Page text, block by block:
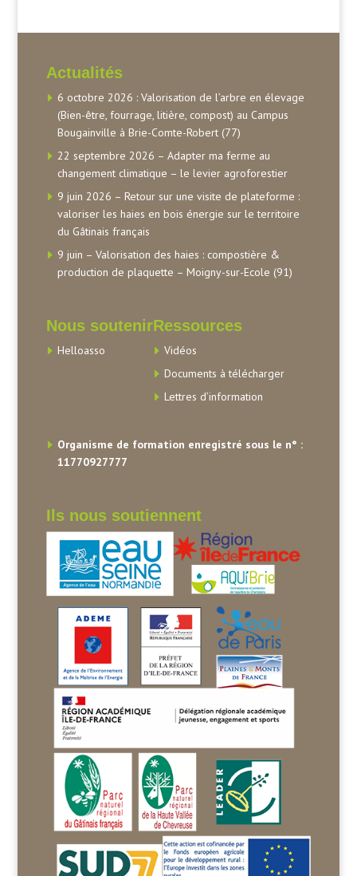
Actualités
6 octobre 2026 : Valorisation de l’arbre en élevage
(Bien-être, fourrage, litière, compost) au Campus
Bougainville à Brie-Comte-Robert (77)
22 septembre 2026 – Adapter ma ferme au
changement climatique – le levier agroforestier
9 juin 2026 – Retour sur une visite de plateforme :
valoriser les haies en bois énergie sur le territoire
du Gâtinais français
9 juin – Valorisation des haies : compostière &
production de plaquette – Moigny-sur-Ecole (91)
Nous soutenir
Helloasso
Ressources
Vidéos
Documents à télécharger
Lettres d’information
Organisme de formation enregistré sous le n° :
11770927777
Ils nous soutiennent